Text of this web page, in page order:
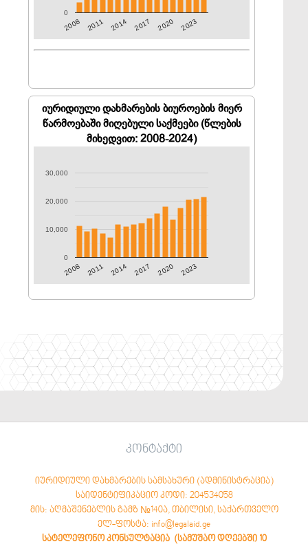
2008 2011 2014 2017 2020 2023
0
იურიდიული დახმარების ბიუროების მიერ
წარმოებაში მიღებული საქმეები (წლების
მიხედვით: 2008-2024)
2008 2011 2014 2017 2020 2023
0
10,000
20,000
30,000
კონტაქტი
იურიდიული დახმარების სამსახური (ადმინისტრაცია)
საიდენტიფიკაციო კოდი: 204534058
მის: აღმაშენებლის გამზ №140ა, თბილისი, საქართველო
ელ-ფოსტა: info@legalaid.ge
სატელეფონო კონსულტაცია (სამუშაო დღეებში 10